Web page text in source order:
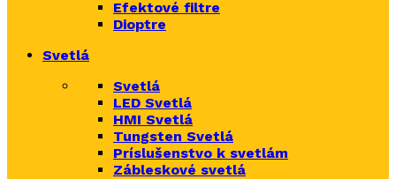
Efektové filtre
Dioptre
Svetlá
Svetlá
LED Svetlá
HMI Svetlá
Tungsten Svetlá
Príslušenstvo k svetlám
Zábleskové svetlá